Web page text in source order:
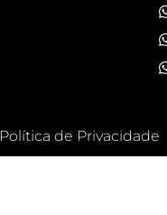
Política de Privacidade